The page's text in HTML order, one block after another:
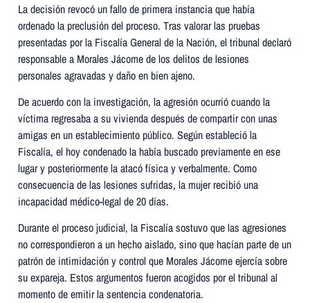
La decisión revocó un fallo de primera instancia que había
ordenado la preclusión del proceso. Tras valorar las pruebas
presentadas por la Fiscalía General de la Nación, el tribunal declaró
responsable a Morales Jácome de los delitos de lesiones
personales agravadas y daño en bien ajeno.
De acuerdo con la investigación, la agresión ocurrió cuando la
víctima regresaba a su vivienda después de compartir con unas
amigas en un establecimiento público. Según estableció la
Fiscalía, el hoy condenado la había buscado previamente en ese
lugar y posteriormente la atacó física y verbalmente. Como
consecuencia de las lesiones sufridas, la mujer recibió una
incapacidad médico-legal de 20 días.
Durante el proceso judicial, la Fiscalía sostuvo que las agresiones
no correspondieron a un hecho aislado, sino que hacían parte de un
patrón de intimidación y control que Morales Jácome ejercía sobre
su expareja. Estos argumentos fueron acogidos por el tribunal al
momento de emitir la sentencia condenatoria.